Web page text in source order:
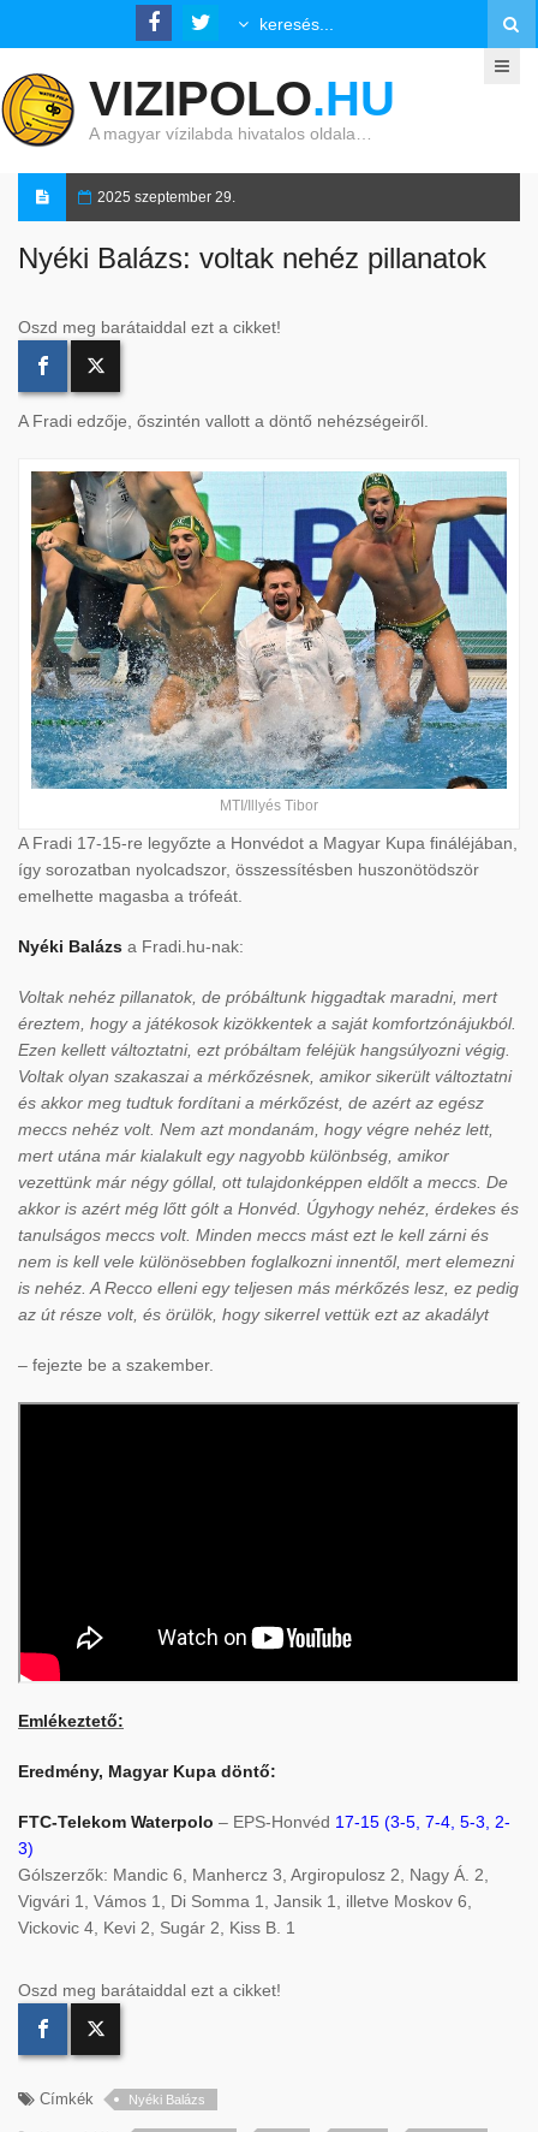
VIZIPOLO.HU
A magyar vízilabda hivatalos oldala…
2025 szeptember 29.
Nyéki Balázs: voltak nehéz pillanatok
Oszd meg barátaiddal ezt a cikket!
A Fradi edzője, őszintén vallott a döntő nehézségeiről.
MTI/Illyés Tibor
A Fradi 17-15-re legyőzte a Honvédot a Magyar Kupa fináléjában,
így sorozatban nyolcadszor, összessítésben huszonötödször
emelhette magasba a trófeát.
Nyéki Balázs a Fradi.hu-nak:
Voltak nehéz pillanatok, de próbáltunk higgadtak maradni, mert
éreztem, hogy a játékosok kizökkentek a saját komfortzónájukból.
Ezen kellett változtatni, ezt próbáltam feléjük hangsúlyozni végig.
Voltak olyan szakaszai a mérkőzésnek, amikor sikerült változtatni
és akkor meg tudtuk fordítani a mérkőzést, de azért az egész
meccs nehéz volt. Nem azt mondanám, hogy végre nehéz lett,
mert utána már kialakult egy nagyobb különbség, amikor
vezettünk már négy góllal, ott tulajdonképpen eldőlt a meccs. De
akkor is azért még lőtt gólt a Honvéd. Úgyhogy nehéz, érdekes és
tanulságos meccs volt. Minden meccs mást ezt le kell zárni és
nem is kell vele különösebben foglalkozni innentől, mert elemezni
is nehéz. A Recco elleni egy teljesen más mérkőzés lesz, ez pedig
az út része volt, és örülök, hogy sikerrel vettük ezt az akadályt
– fejezte be a szakember.
Emlékeztető:
Eredmény, Magyar Kupa döntő:
FTC-Telekom Waterpolo – EPS-Honvéd 17-15 (3-5, 7-4, 5-3, 2-
3)
Gólszerzők: Mandic 6, Manhercz 3, Argiropulosz 2, Nagy Á. 2,
Vigvári 1, Vámos 1, Di Somma 1, Jansik 1, illetve Moskov 6,
Vickovic 4, Kevi 2, Sugár 2, Kiss B. 1
Oszd meg barátaiddal ezt a cikket!
Címkék Nyéki Balázs